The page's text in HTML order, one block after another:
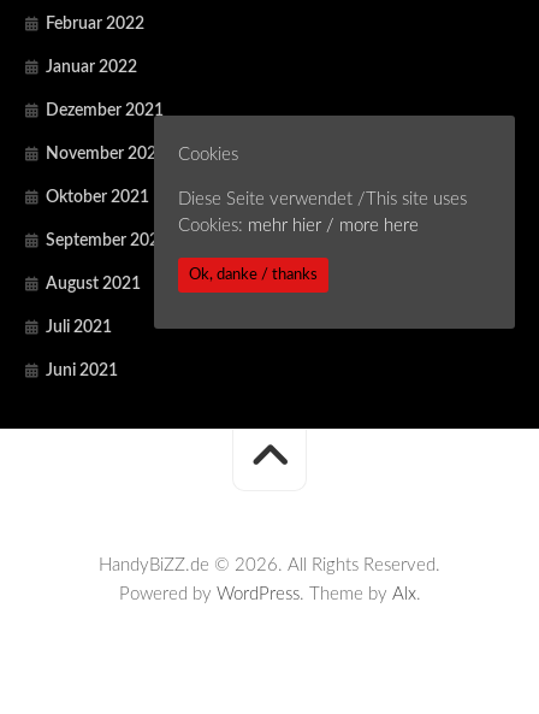
Februar 2022
Januar 2022
Dezember 2021
November 2021
Oktober 2021
September 2021
August 2021
Juli 2021
Juni 2021
HandyBiZZ.de © 2026. All Rights Reserved.
Powered by WordPress. Theme by Alx.
Cookies
Diese Seite verwendet /This site uses
Cookies: mehr hier / more here
Ok, danke / thanks